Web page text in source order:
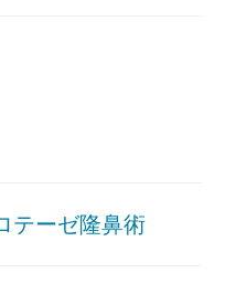
テーゼ隆鼻術